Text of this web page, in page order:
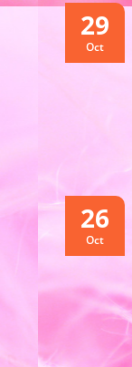
29
Oct
26
Oct